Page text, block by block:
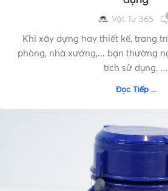
Vật Tư 365
Khi xây dựng hay thiết kế, trang
phòng, nhà xưởng,... bạn thường
tích sử dụng. ...
Đọc Tiếp ...